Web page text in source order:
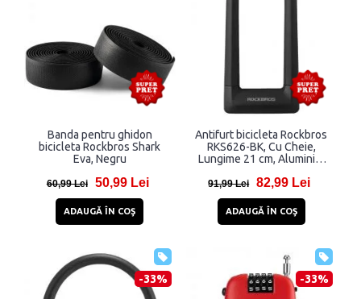
Banda pentru ghidon
bicicleta Rockbros Shark
Eva, Negru
60,99 Lei 50,99 Lei
ADAUGĂ ÎN COŞ
Antifurt bicicleta Rockbros
RKS626-BK, Cu Cheie,
Lungime 21 cm, Aluminiu,
91,99 Lei 82,99 Lei
ADAUGĂ ÎN COŞ
-33% -33%